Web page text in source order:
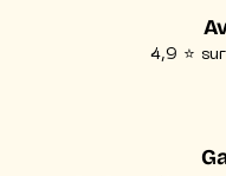
4,9 ⭐